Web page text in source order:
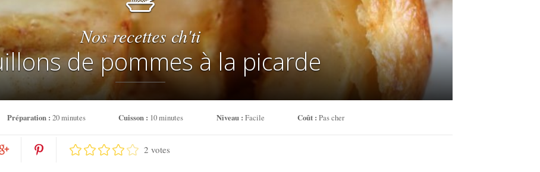
Nos recettes ch'ti
de pommes à la picarde
Préparation : 20 minutes Cuisson : 10 minutes Niveau : Facile Coût : Pas cher
2 votes